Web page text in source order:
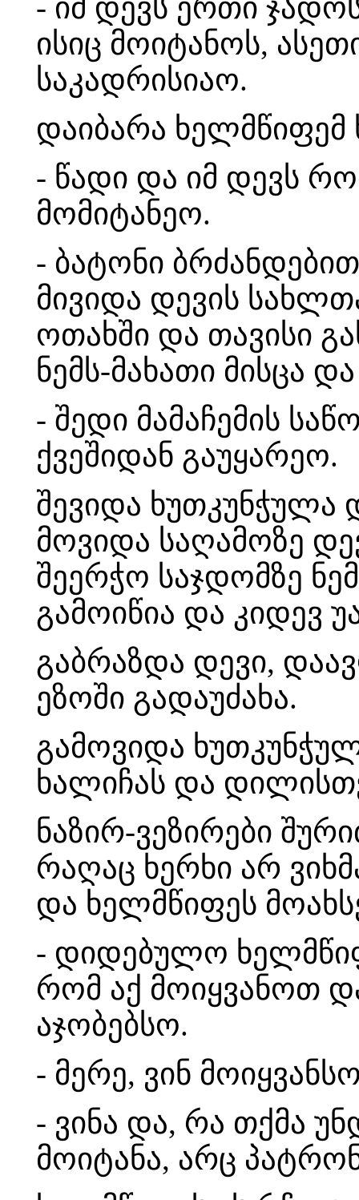
- იმ დევს ერთი
ისიც მოიტანოს,
საკადრისიაო.
დაიბარა ხელმწიფემ
- წადი და იმ დევს
მომიტანეო.
- ბატონი
მივიდა დევის
ოთახში და თავისი
ნემს-მახათი მისცა
- შედი მამაჩემის
ქვეშიდან გაუყარეო.
შევიდა ხუთკუნჭულა
მოვიდა საღამოზე
შეერჭო საჯდომზე
გამოიწია და კიდევ
გაბრაზდა დევი,
ეზოში გადაუძახა.
გამოვიდა
ხალიჩას და
ნაზირ-ვეზირები
რაღაც ხერხი არ
და ხელმწიფეს
- დიდებულო
რომ აქ მოიყვანოთ
აჯობებსო.
- მერე, ვინ
- ვინა და, რა თქმა
მოიტანა, არც